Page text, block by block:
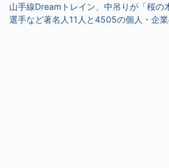
山手線Dreamトレイン、中吊りが「桜
選手など著名人11人と4505の個人・企業